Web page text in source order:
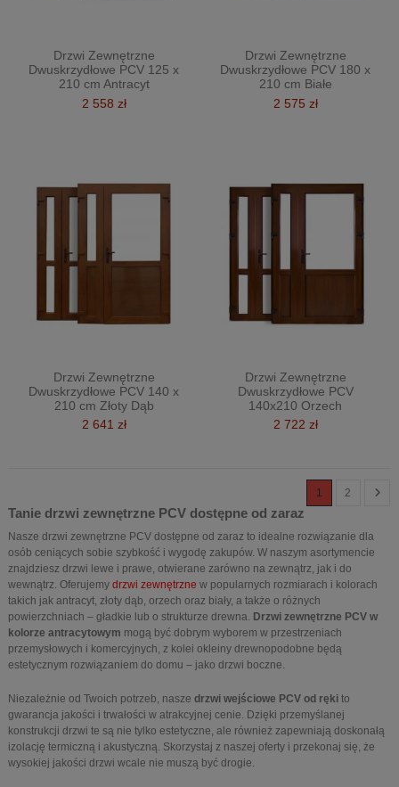
Drzwi Zewnętrzne
Dwuskrzydłowe PCV 125 x
210 cm Antracyt
2 558 zł
Drzwi Zewnętrzne
Dwuskrzydłowe PCV 180 x
210 cm Białe
2 575 zł
Drzwi Zewnętrzne
Dwuskrzydłowe PCV 140 x
210 cm Złoty Dąb
2 641 zł
Drzwi Zewnętrzne
Dwuskrzydłowe PCV
140x210 Orzech
2 722 zł
1 2
Tanie drzwi zewnętrzne PCV dostępne od zaraz
Nasze drzwi zewnętrzne PCV dostępne od zaraz to idealne rozwiązanie dla
osób ceniących sobie szybkość i wygodę zakupów. W naszym asortymencie
znajdziesz drzwi lewe i prawe, otwierane zarówno na zewnątrz, jak i do
wewnątrz. Oferujemy drzwi zewnętrzne w popularnych rozmiarach i kolorach
takich jak antracyt, złoty dąb, orzech oraz biały, a także o różnych
powierzchniach – gładkie lub o strukturze drewna. Drzwi zewnętrzne PCV w
kolorze antracytowym mogą być dobrym wyborem w przestrzeniach
przemysłowych i komercyjnych, z kolei okleiny drewnopodobne będą
estetycznym rozwiązaniem do domu – jako drzwi boczne.
Niezależnie od Twoich potrzeb, nasze drzwi wejściowe PCV od ręki to
gwarancja jakości i trwałości w atrakcyjnej cenie. Dzięki przemyślanej
konstrukcji drzwi te są nie tylko estetyczne, ale również zapewniają doskonałą
izolację termiczną i akustyczną. Skorzystaj z naszej oferty i przekonaj się, że
wysokiej jakości drzwi wcale nie muszą być drogie.